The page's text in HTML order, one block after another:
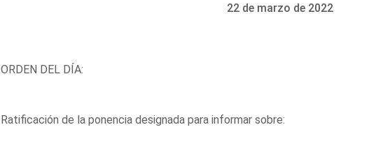
22 de marzo de 2022
ORDEN DEL DÍA:
Ratificación de la ponencia designada para informar sobre: